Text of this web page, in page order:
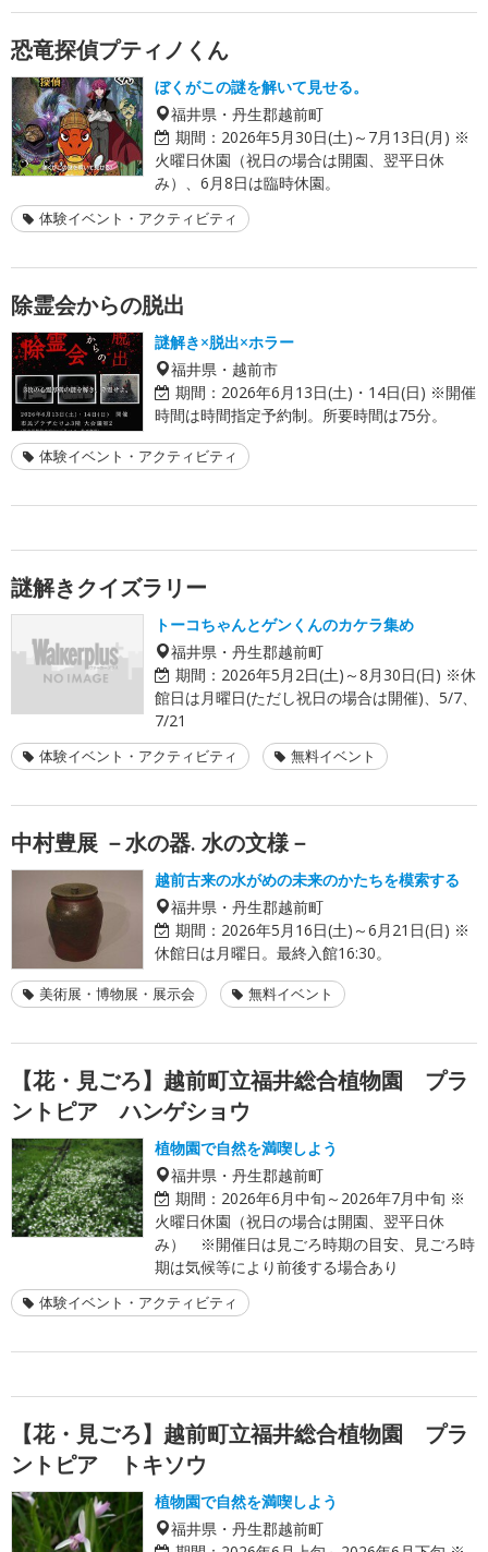
恐竜探偵プティノくん
ぼくがこの謎を解いて見せる。
福井県・丹生郡越前町
期間： 2026年5月30日(土)～7月13日(月) ※
火曜日休園（祝日の場合は開園、翌平日休
み）、6月8日は臨時休園。
体験イベント・アクティビティ
除霊会からの脱出
謎解き×脱出×ホラー
福井県・越前市
期間： 2026年6月13日(土)・14日(日) ※開催
時間は時間指定予約制。所要時間は75分。
体験イベント・アクティビティ
謎解きクイズラリー
トーコちゃんとゲンくんのカケラ集め
福井県・丹生郡越前町
期間： 2026年5月2日(土)～8月30日(日) ※休
館日は月曜日(ただし祝日の場合は開催)、5/7、
7/21
体験イベント・アクティビティ 無料イベント
中村豊展 －水の器. 水の文様－
越前古来の水がめの未来のかたちを模索する
福井県・丹生郡越前町
期間： 2026年5月16日(土)～6月21日(日) ※
休館日は月曜日。最終入館16:30。
美術展・博物展・展示会 無料イベント
【花・見ごろ】越前町立福井総合植物園 プラ
ントピア ハンゲショウ
植物園で自然を満喫しよう
福井県・丹生郡越前町
期間： 2026年6月中旬～2026年7月中旬 ※
火曜日休園（祝日の場合は開園、翌平日休
み） ※開催日は見ごろ時期の目安、見ごろ時
期は気候等により前後する場合あり
体験イベント・アクティビティ
【花・見ごろ】越前町立福井総合植物園 プラ
ントピア トキソウ
植物園で自然を満喫しよう
福井県・丹生郡越前町